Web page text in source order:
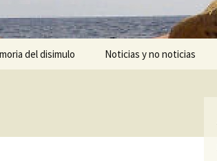
del disimulo Noticias y no noticias